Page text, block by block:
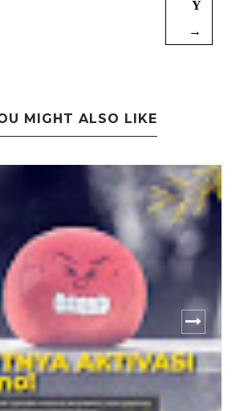
Y
→
MIGHT ALSO LIKE